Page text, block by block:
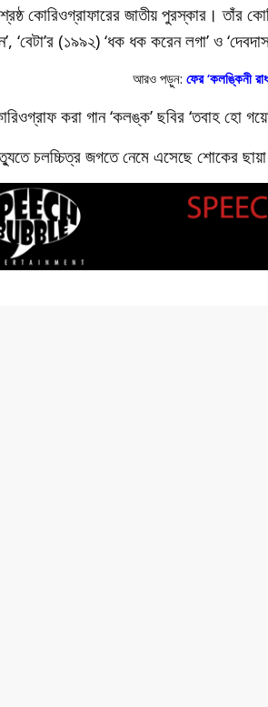
কোরিওগ্রাফারের জাতীয় পুরস্কার। তাঁর
‘বেটা’র (১৯৯২) ‘ধক ধক করেন লগা’ ও
আরও পড়ুন: ফের ‘কলঙ্কিনী
করা গান ‘কলঙ্ক’ ছবির ‘তবাহ হো
চলচ্চিত্র জগতে নেমে এসেছে শোকের